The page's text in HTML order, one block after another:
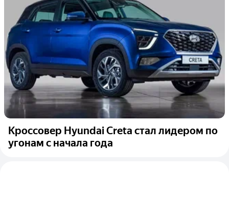
Кроссовер Hyundai Creta стал лидером по
угонам с начала года